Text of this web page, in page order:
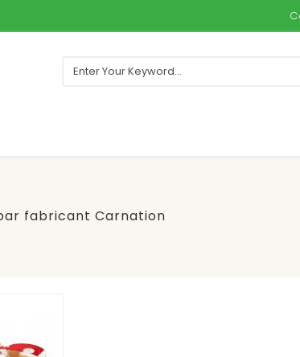
fabricant Carnation